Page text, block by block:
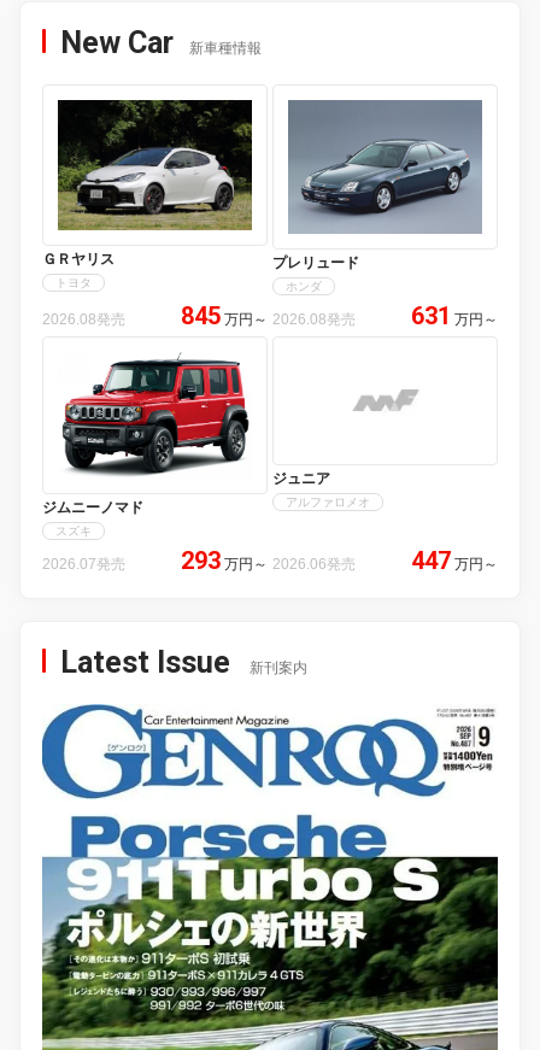
New Car 新車種情報
ＧＲヤリス
トヨタ
2026.08発売 845 万円 ～
プレリュード
ホンダ
2026.08発売 631 万円 ～
ジムニーノマド
スズキ
2026.07発売 293 万円 ～
ジュニア
アルファロメオ
2026.06発売 447 万円 ～
Latest Issue 新刊案内